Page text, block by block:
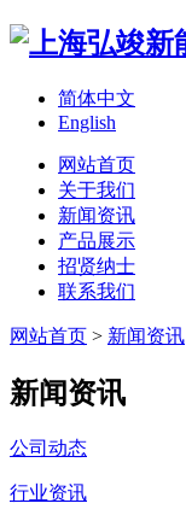
简体中文
English
网站首页
关于我们
新闻资讯
产品展示
招贤纳士
联系我们
网站首页 > 新闻资讯
新闻资讯
公司动态
行业资讯